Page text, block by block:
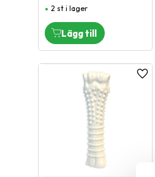
2 st i lager